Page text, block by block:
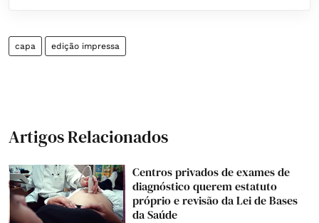
capa edição impressa
Artigos Relacionados
Centros privados de exames de
diagnóstico querem estatuto
próprio e revisão da Lei de Bases
da Saúde